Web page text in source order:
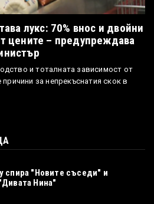
лукс: 70% внос и двойни
цените – предупреждава
и тоталната зависимост от
за непрекъснатия скок в
спира "Новите съседи" и
Нина"